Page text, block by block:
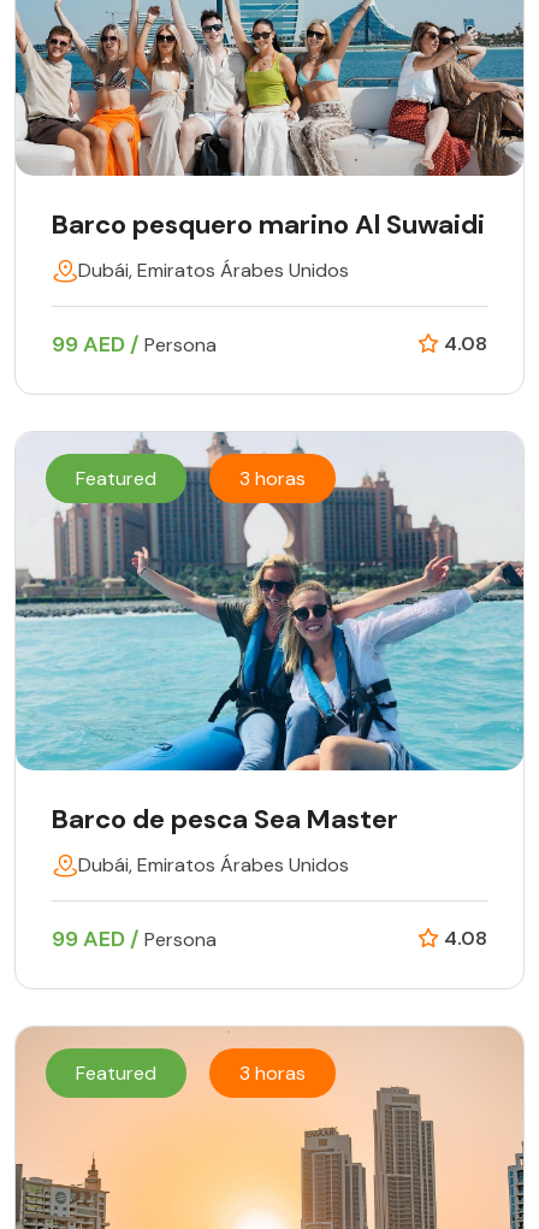
Barco pesquero marino Al Suwaidi
Dubái, Emiratos Árabes Unidos
99 AED / Persona 4.08
Featured 3 horas
Barco de pesca Sea Master
Dubái, Emiratos Árabes Unidos
99 AED / Persona 4.08
Featured 3 horas